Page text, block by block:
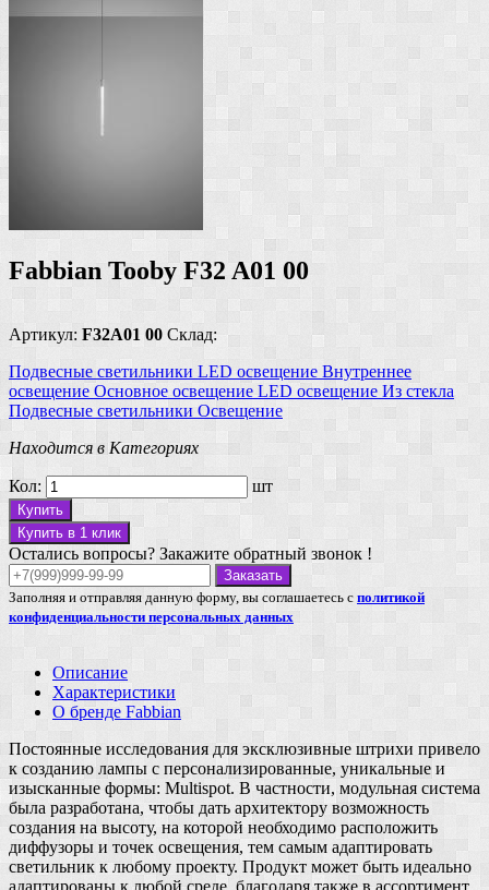
Fabbian Tooby F32 A01 00
Артикул: F32A01 00 Склад:
Подвесные светильники LED освещение Внутреннее
освещение Основное освещение LED освещение Из стекла
Подвесные светильники Освещение
Находится в Категориях
Кол: шт
Купить
Купить в 1 клик
Остались вопросы? Закажите обратный звонок !
Заказать
Заполняя и отправляя данную форму, вы соглашаетесь с политикой
конфиденциальности персональных данных
Описание
Характеристики
О бренде Fabbian
Постоянные исследования для эксклюзивные штрихи привело
к созданию лампы с персонализированные, уникальные и
изысканные формы: Multispot. В частности, модульная система
была разработана, чтобы дать архитектору возможность
создания на высоту, на которой необходимо расположить
диффузоры и точек освещения, тем самым адаптировать
светильник к любому проекту. Продукт может быть идеально
адаптированы к любой среде, благодаря также в ассортимент